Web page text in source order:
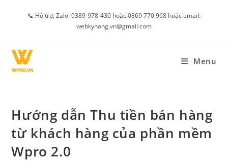
📞 Hỗ trợ, Zalo: 0389-978-430 hoặc 0869 770 968 hoặc email:
webkynang.vn@gmail.com
Menu
Hướng dẫn Thu tiền bán hàng
từ khách hàng của phần mềm
Wpro 2.0